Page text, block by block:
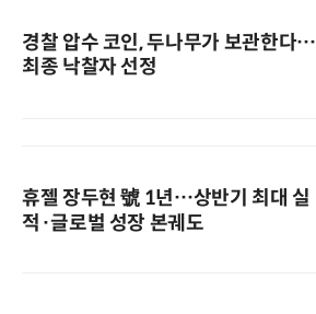
경찰 압수 코인, 두나무가 보관한다…
최종 낙찰자 선정
휴젤 장두현 號 1년…상반기 최대 실
적·글로벌 성장 본궤도